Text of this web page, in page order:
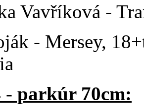
Vavříková -
- Mersey,
- parkúr 70cm: